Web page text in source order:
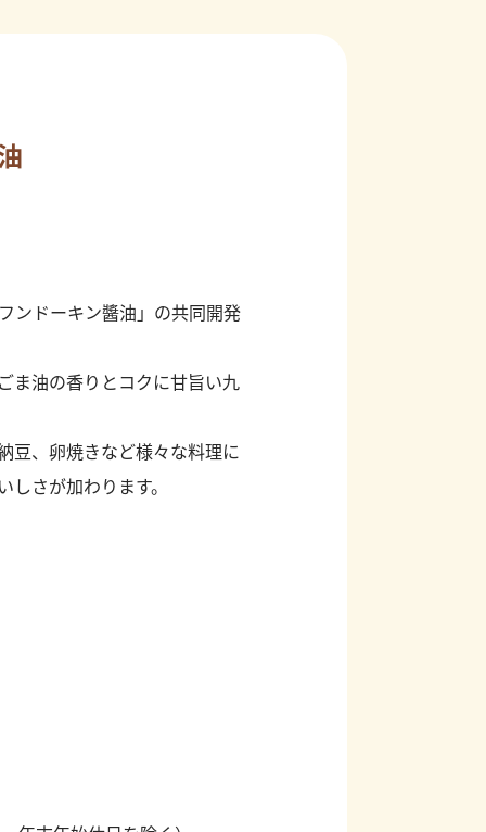
ンドーキン醬油」の共同開発
ま油の香りとコクに甘旨い九
豆、卵焼きなど様々な料理に
さが加わります。